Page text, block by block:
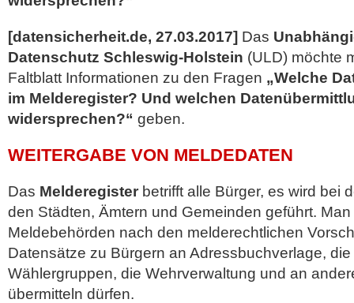
[datensicherheit.de, 27.03.2017] Das
Datenschutz Schleswig-Holstein (ULD) möchte
Faltblatt Informationen zu den Fragen „Welche
im Melderegister? Und welchen
widersprechen?“ geben.
WEITERGABE VON MELDEDATEN
Das Melderegister betrifft alle Bürger, es wird bei
den Städten, Ämtern und Gemeinden geführt.
Meldebehörden nach den melderechtlichen
Datensätze zu Bürgern an Adressbuchverlage,
Wählergruppen, die Wehrverwaltung und an
übermitteln dürfen.